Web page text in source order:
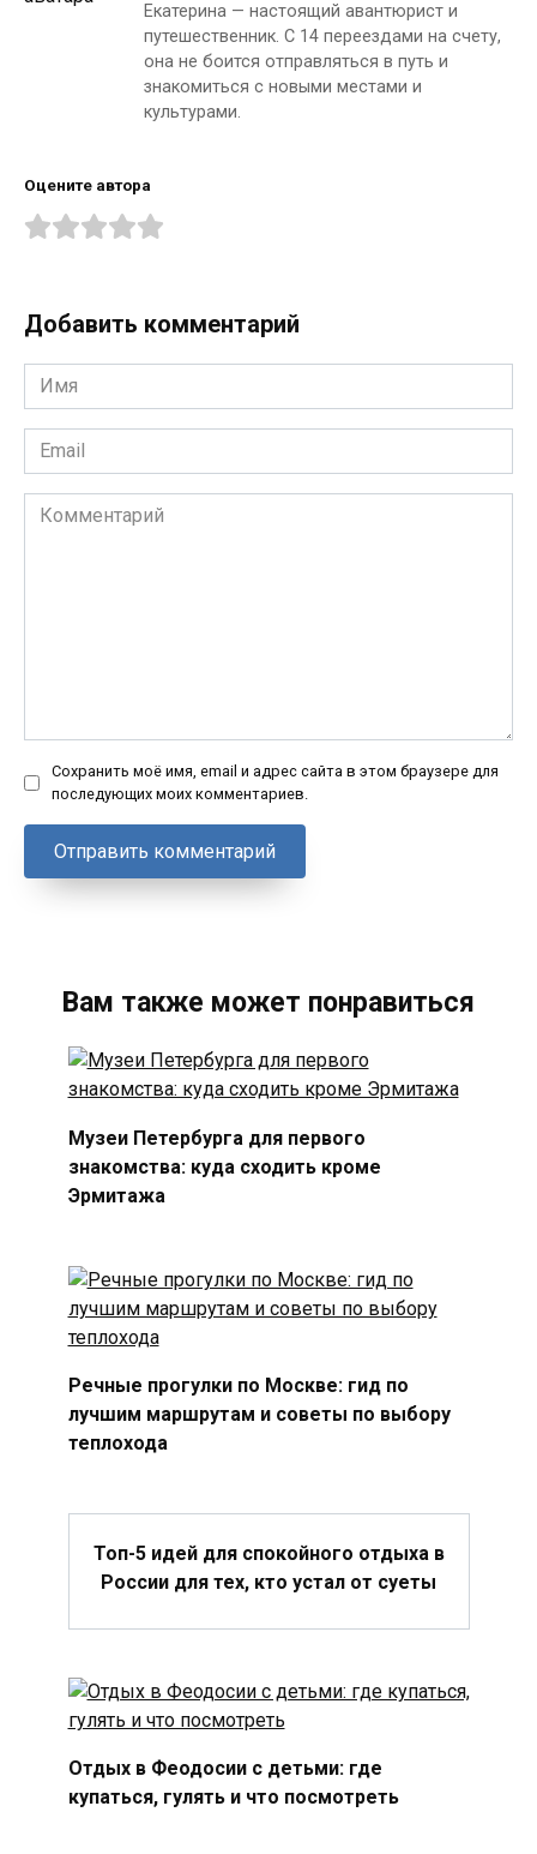
Екатерина — настоящий авантюрист и
путешественник. С 14 переездами на счету,
она не боится отправляться в путь и
знакомиться с новыми местами и
культурами.
Оцените автора
Добавить комментарий
Имя
*
Email
*
Комментарий
Сохранить моё имя, email и адрес сайта в этом браузере для
последующих моих комментариев.
Вам также может понравиться
Музеи Петербурга для первого
знакомства: куда сходить кроме
Эрмитажа
Речные прогулки по Москве: гид по
лучшим маршрутам и советы по выбору
теплохода
Топ-5 идей для спокойного отдыха в
России для тех, кто устал от суеты
Отдых в Феодосии с детьми: где
купаться, гулять и что посмотреть